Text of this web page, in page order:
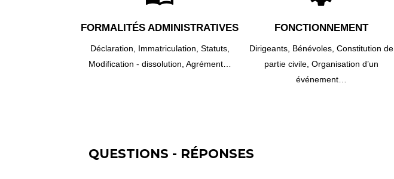
FORMALITÉS ADMINISTRATIVES
Déclaration, Immatriculation, Statuts,
Modification - dissolution, Agrément…
FONCTIONNEMENT
Dirigeants, Bénévoles, Constitution de
partie civile, Organisation d’un
événement…
QUESTIONS - RÉPONSES